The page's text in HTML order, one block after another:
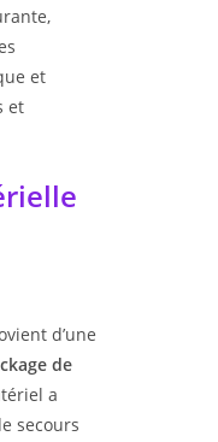
et
et
d’une
de
a
secours